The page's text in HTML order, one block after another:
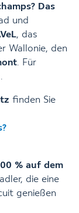
Das
und
, das
Wallonie, den
. Für
finden Sie
% auf dem
die eine
genießen